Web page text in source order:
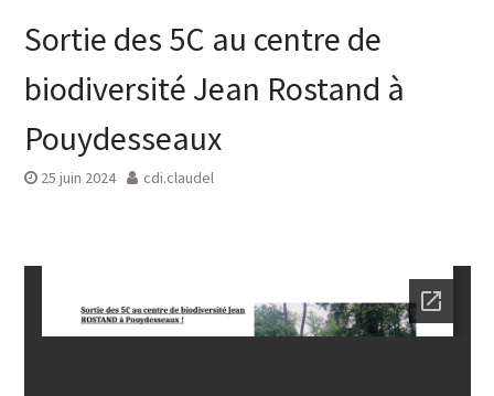
Sortie des 5C au centre de
biodiversité Jean Rostand à
Pouydesseaux
25 juin 2024 cdi.claudel